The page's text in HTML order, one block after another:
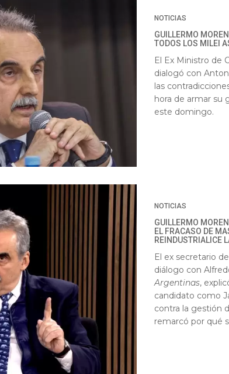
NOTICIAS
GUILLERMO
TODOS LOS MILEI
El Ex Ministro de
dialogó con
las
hora de armar su
este domingo.
NOTICIAS
GUILLERMO
EL FRACASO DE
REINDUSTRIALICE
El ex secretario
diálogo con
Argentinas,
candidato como
contra la gestión
remarcó por qué